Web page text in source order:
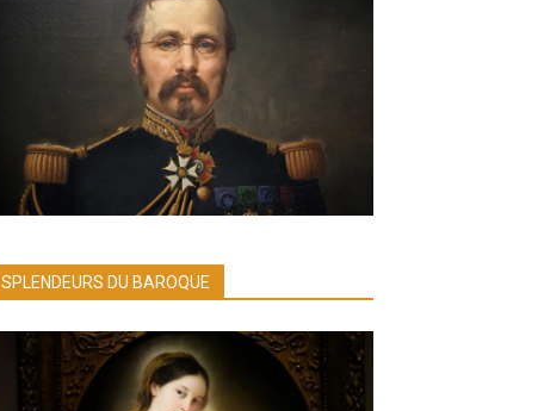
SPLENDEURS DU BAROQUE